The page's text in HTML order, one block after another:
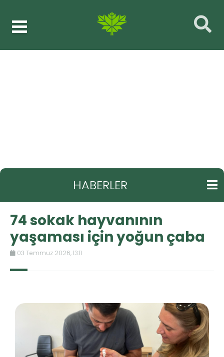
HABERLER
74 sokak hayvanının
yaşaması için yoğun çaba
03 Temmuz 2026, 13:11